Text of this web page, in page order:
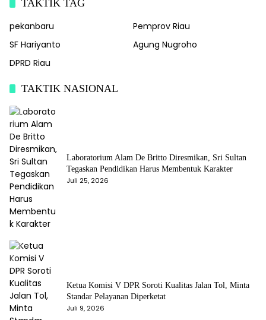
TAKTIK TAG
pekanbaru
Pemprov Riau
SF Hariyanto
Agung Nugroho
DPRD Riau
TAKTIK NASIONAL
Laboratorium Alam De Britto Diresmikan, Sri Sultan
Tegaskan Pendidikan Harus Membentuk Karakter
Juli 25, 2026
Ketua Komisi V DPR Soroti Kualitas Jalan Tol, Minta
Standar Pelayanan Diperketat
Juli 9, 2026